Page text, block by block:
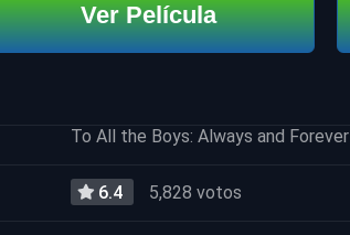
Ver Película
To All the Boys: Always and Forever
6.4 5,828 votos